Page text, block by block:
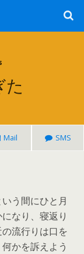
た
Mail SMS
う間にひと月
なり、寝返り
流行りは口を
かを訴えよう